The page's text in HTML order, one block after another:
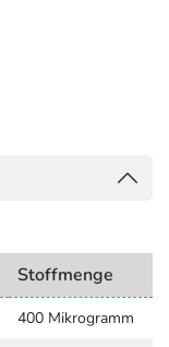
Stoffmenge
400 Mikrogramm